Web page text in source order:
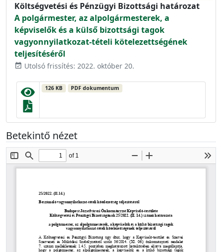
Költségvetési és Pénzügyi Bizottsági határozat
A polgármester, az alpolgármesterek, a
képviselők és a külső bizottsági tagok
vagyonnyilatkozat-tételi kötelezettségének
teljesítéséről
event_available Utolsó frissítés: 2022. október 20.
126 KB PDF dokumentum
Betekintő nézet